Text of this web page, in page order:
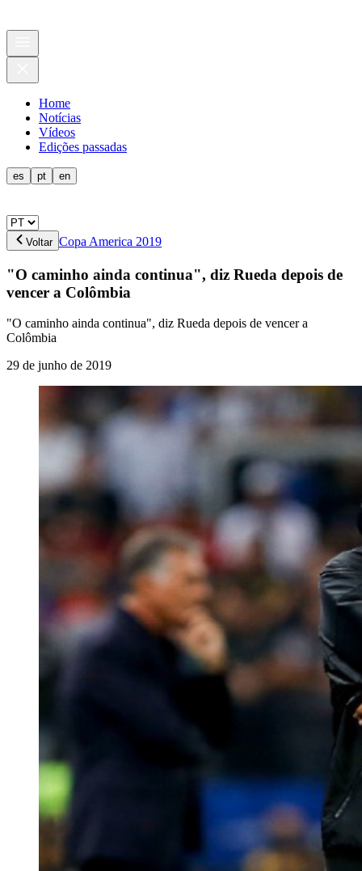
Home
Notícias
Vídeos
Edições passadas
es pt en
Voltar Copa America 2019
"O caminho ainda continua", diz Rueda depois de
vencer a Colômbia
"O caminho ainda continua", diz Rueda depois de vencer a
Colômbia
29 de junho de 2019